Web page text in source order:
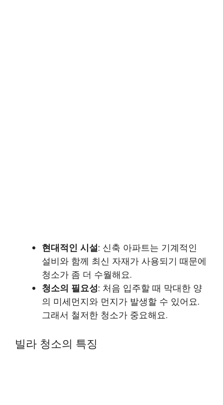
현대적인 시설: 신축 아파트는 기계적인
설비와 함께 최신 자재가 사용되기 때문에
청소가 좀 더 수월해요.
청소의 필요성: 처음 입주할 때 막대한 양
의 미세먼지와 먼지가 발생할 수 있어요.
그래서 철저한 청소가 중요해요.
빌라 청소의 특징